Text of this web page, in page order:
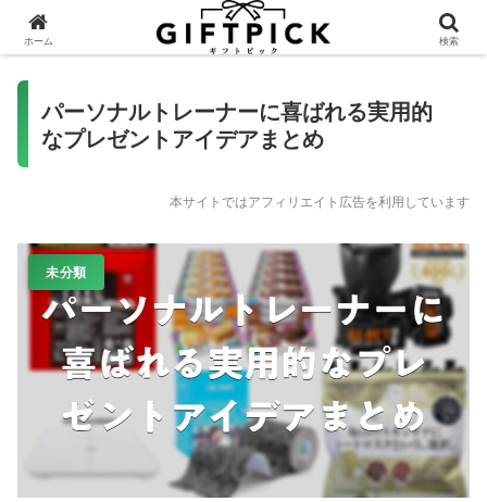
パーソナルトレーナーに喜ばれる実用的
なプレゼントアイデアまとめ
本サイトではアフィリエイト広告を利用しています
未分類
ホーム 検索